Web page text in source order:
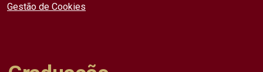
Gestão de Cookies